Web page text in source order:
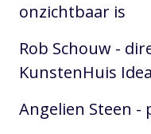
onzichtbaar is
Rob Schouw -
KunstenHuis Idea
Angelien Steen -